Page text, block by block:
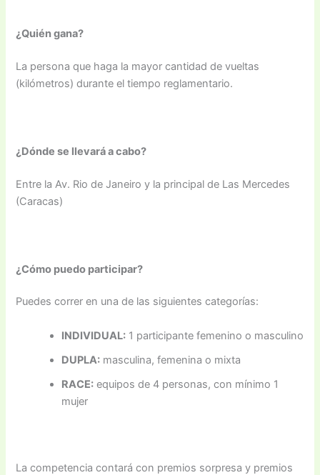
¿Quién gana?
La persona que haga la mayor cantidad de vueltas
(kilómetros) durante el tiempo reglamentario.
¿Dónde se llevará a cabo?
Entre la Av. Rio de Janeiro y la principal de Las Mercedes
(Caracas)
¿Cómo puedo participar?
Puedes correr en una de las siguientes categorías:
INDIVIDUAL: 1 participante femenino o masculino
DUPLA: masculina, femenina o mixta
RACE: equipos de 4 personas, con mínimo 1
mujer
La competencia contará con premios sorpresa y premios